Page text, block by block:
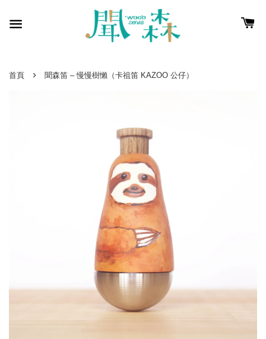
首頁 › 聞森笛 – 慢慢樹懶（卡祖笛 KAZOO 公仔）